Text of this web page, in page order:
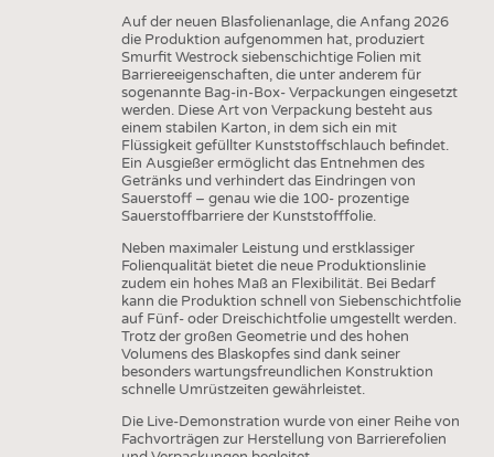
Auf der neuen Blasfolienanlage, die Anfang 2026
die Produktion aufgenommen hat, produziert
Smurfit Westrock siebenschichtige Folien mit
Barriereeigenschaften, die unter anderem für
sogenannte Bag-in-Box- Verpackungen eingesetzt
werden. Diese Art von Verpackung besteht aus
einem stabilen Karton, in dem sich ein mit
Flüssigkeit gefüllter Kunststoffschlauch befindet.
Ein Ausgießer ermöglicht das Entnehmen des
Getränks und verhindert das Eindringen von
Sauerstoff – genau wie die 100- prozentige
Sauerstoffbarriere der Kunststofffolie.
Neben maximaler Leistung und erstklassiger
Folienqualität bietet die neue Produktionslinie
zudem ein hohes Maß an Flexibilität. Bei Bedarf
kann die Produktion schnell von Siebenschichtfolie
auf Fünf- oder Dreischichtfolie umgestellt werden.
Trotz der großen Geometrie und des hohen
Volumens des Blaskopfes sind dank seiner
besonders wartungsfreundlichen Konstruktion
schnelle Umrüstzeiten gewährleistet.
Die Live-Demonstration wurde von einer Reihe von
Fachvorträgen zur Herstellung von Barrierefolien